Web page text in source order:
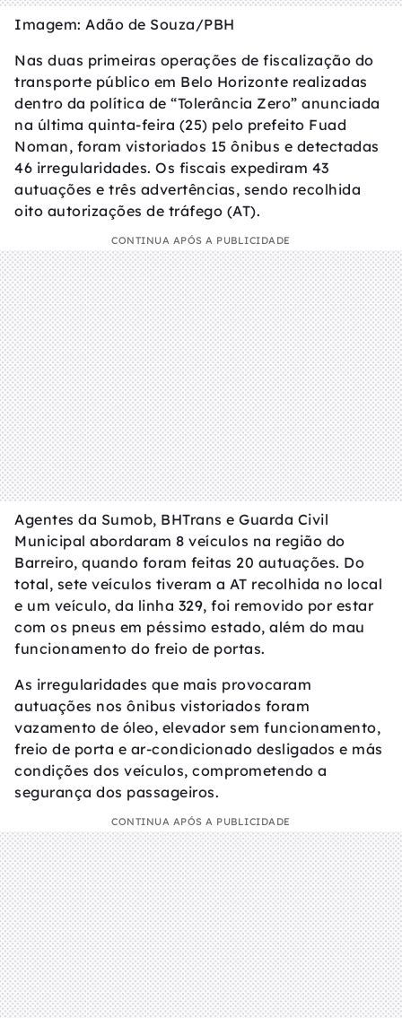
Imagem: Adão de Souza/PBH
Nas duas primeiras operações de fiscalização do
transporte público em Belo Horizonte realizadas
dentro da política de “Tolerância Zero” anunciada
na última quinta-feira (25) pelo prefeito Fuad
Noman, foram vistoriados 15 ônibus e detectadas
46 irregularidades. Os fiscais expediram 43
autuações e três advertências, sendo recolhida
oito autorizações de tráfego (AT).
CONTINUA APÓS A PUBLICIDADE
Agentes da Sumob, BHTrans e Guarda Civil
Municipal abordaram 8 veículos na região do
Barreiro, quando foram feitas 20 autuações. Do
total, sete veículos tiveram a AT recolhida no local
e um veículo, da linha 329, foi removido por estar
com os pneus em péssimo estado, além do mau
funcionamento do freio de portas.
As irregularidades que mais provocaram
autuações nos ônibus vistoriados foram
vazamento de óleo, elevador sem funcionamento,
freio de porta e ar-condicionado desligados e más
condições dos veículos, comprometendo a
segurança dos passageiros.
CONTINUA APÓS A PUBLICIDADE